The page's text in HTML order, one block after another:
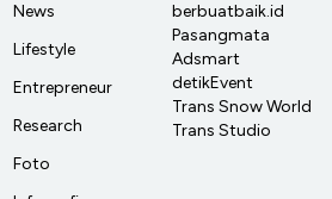
News
Lifestyle
Entrepreneur
Research
Foto
berbuatbaik.id
Pasangmata
Adsmart
detikEvent
Trans Snow World
Trans Studio